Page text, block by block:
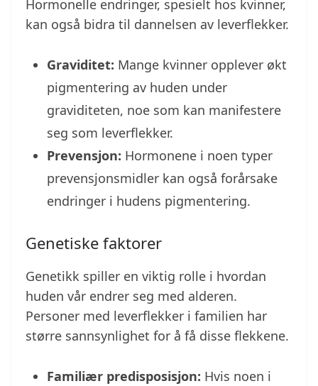
Hormonelle endringer, spesielt hos kvinner,
kan også bidra til dannelsen av leverflekker.
Graviditet: Mange kvinner opplever økt
pigmentering av huden under
graviditeten, noe som kan manifestere
seg som leverflekker.
Prevensjon: Hormonene i noen typer
prevensjonsmidler kan også forårsake
endringer i hudens pigmentering.
Genetiske faktorer
Genetikk spiller en viktig rolle i hvordan
huden vår endrer seg med alderen.
Personer med leverflekker i familien har
større sannsynlighet for å få disse flekkene.
Familiær predisposisjon: Hvis noen i